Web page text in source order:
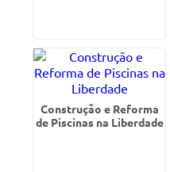
Construção e Reforma
de Piscinas na Liberdade